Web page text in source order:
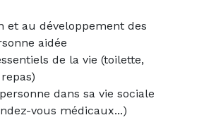
et au développement des
aidée
de la vie (toilette,
dans sa vie sociale
vous médicaux...)